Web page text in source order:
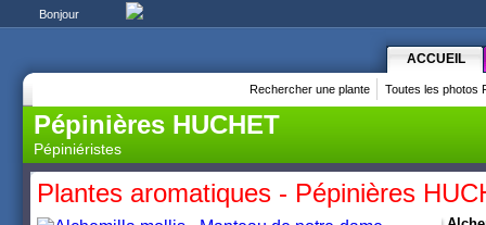
Bonjour
ACCUEIL
Rechercher une plante Toutes les photos
Pépinières HUCHET
Pépiniéristes
Plantes aromatiques - Pépinières